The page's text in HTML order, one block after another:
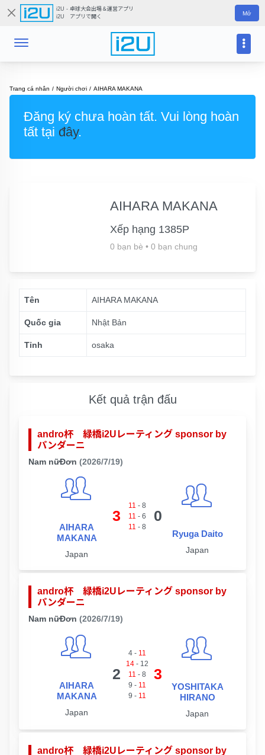
i2U - 卓球大会出場＆運営アプリ
i2U アプリで開く
Mở
Trang cá nhân Người chơi AIHARA MAKANA
Đăng ký chưa hoàn tất. Vui lòng hoàn
tất tại đây.
AIHARA MAKANA
Xếp hạng 1385P
0 bạn bè • 0 bạn chung
Tên AIHARA MAKANA
Quốc gia Nhật Bản
Tỉnh osaka
Kết quả trận đấu
andro杯 緑橋i2Uレーティング sponsor by
パンダーニ
Nam nữĐơn (2026/7/19)
AIHARA
MAKANA
Japan
3
11 - 8
11 - 6
11 - 8
0
Ryuga Daito
Japan
andro杯 緑橋i2Uレーティング sponsor by
パンダーニ
Nam nữĐơn (2026/7/19)
AIHARA
MAKANA
Japan
2
4- 11
14- 12
11 - 8
9 - 11
9 - 11
3
YOSHITAKA
HIRANO
Japan
andro杯 緑橋i2Uレーティング sponsor by